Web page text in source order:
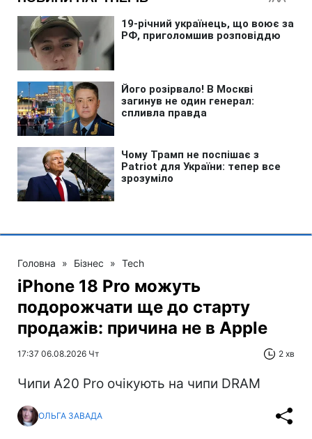
Головна » Бізнес » Tech
iPhone 18 Pro можуть
подорожчати ще до старту
продажів: причина не в Apple
17:37 06.08.2026 Чт 2 хв
Чипи A20 Pro очікують на чипи DRAM
ОЛЬГА ЗАВАДА